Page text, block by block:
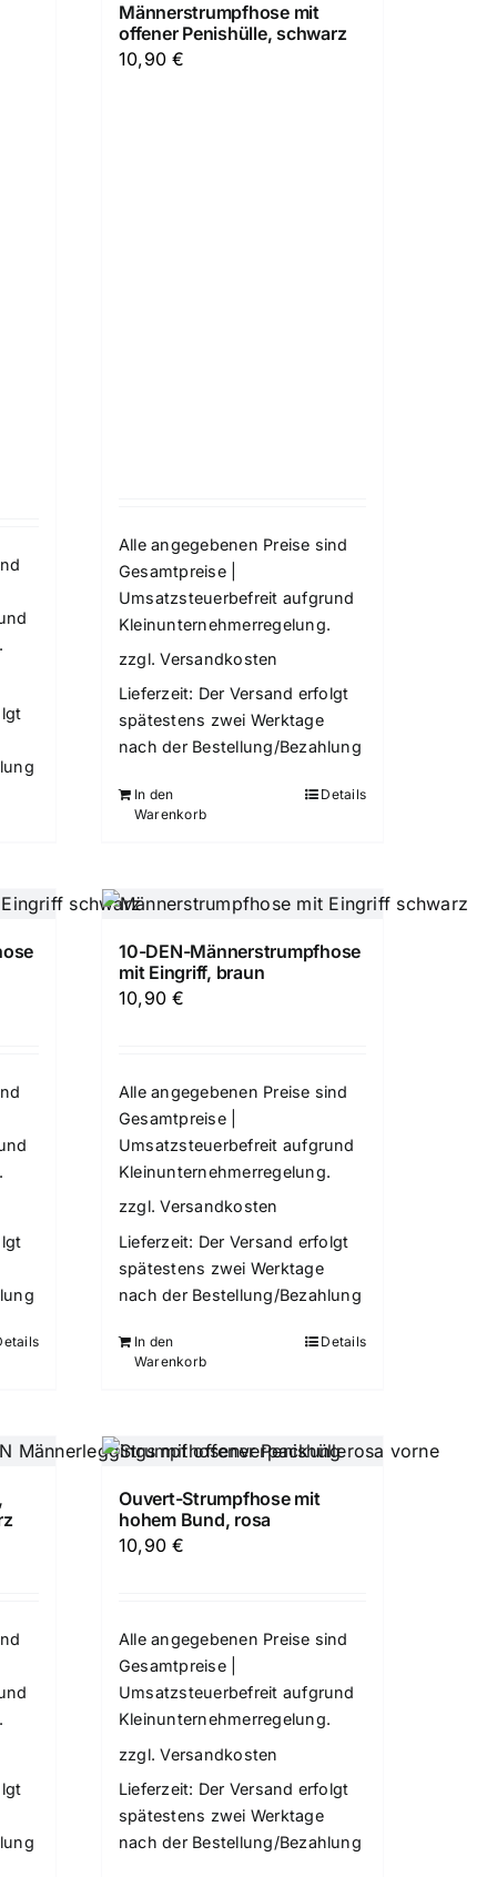
Männerstrumpfhose mit
offener Penishülle, schwarz
10,90€
Alle angegebenen Preise sind
Gesamtpreise |
Umsatzsteuerbefreit aufgrund
Kleinunternehmerregelung.
zzgl.Versandkosten
Lieferzeit: Der Versand erfolgt
spätestens zwei Werktage
nach der Bestellung/Bezahlung
In den
Warenkorb
Details
10-DEN-Männerstrumpfhose
mit Eingriff, braun
10,90€
Alle angegebenen Preise sind
Gesamtpreise |
Umsatzsteuerbefreit aufgrund
Kleinunternehmerregelung.
zzgl.Versandkosten
Lieferzeit: Der Versand erfolgt
spätestens zwei Werktage
nach der Bestellung/Bezahlung
In den
Warenkorb
Details
Ouvert-Strumpfhose mit
hohem Bund, rosa
10,90€
Alle angegebenen Preise sind
Gesamtpreise |
Umsatzsteuerbefreit aufgrund
Kleinunternehmerregelung.
zzgl.Versandkosten
Lieferzeit: Der Versand erfolgt
spätestens zwei Werktage
nach der Bestellung/Bezahlung